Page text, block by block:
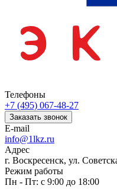
Телефоны
+7 (495) 067-48-27
Заказать звонок
E-mail
info@1lkz.ru
Адрес
г. Воскресенск, ул.
Режим работы
Пн - Пт: с 9:00 до 18:00